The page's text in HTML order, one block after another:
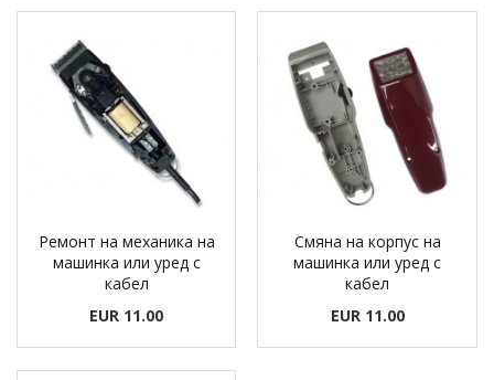
Ремонт на механика на
машинка или уред с
кабел
EUR 11.00
Смяна на корпус на
машинка или уред с
кабел
EUR 11.00